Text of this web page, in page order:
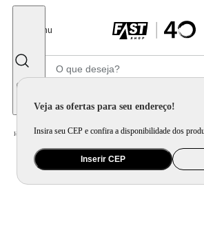
Menu
Veja as ofertas para seu endereço!
Insira seu CEP e confira a disponibilidade dos
Inserir CEP
Home Eletroportátil / Equipamento de Limpeza / Ferro de Passar